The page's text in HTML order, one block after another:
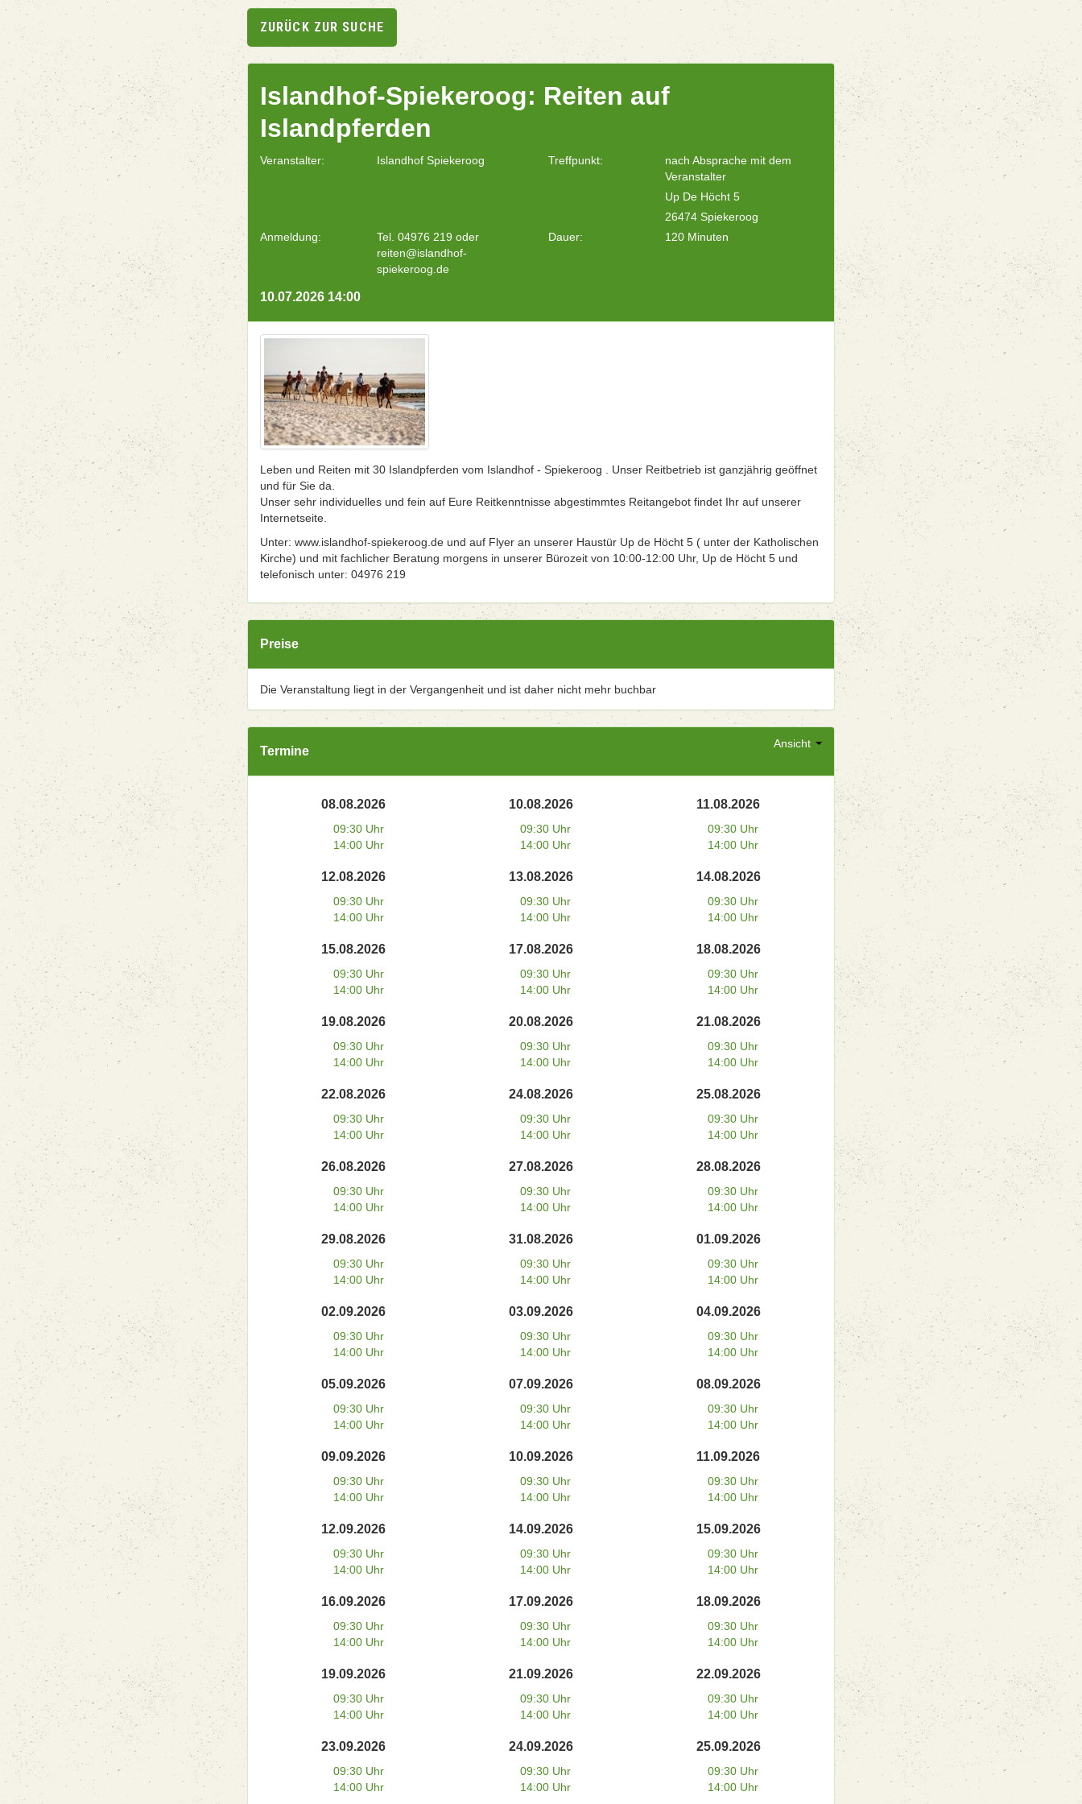
ZURÜCK ZUR SUCHE
Islandhof-Spiekeroog: Reiten auf
Islandpferden
Veranstalter: Islandhof Spiekeroog Treffpunkt:
nach Absprache mit dem
Veranstalter
Up De Höcht 5
26474 Spiekeroog
Anmeldung:
Tel. 04976 219 oder
reiten@islandhof-
spiekeroog.de
Dauer: 120 Minuten
10.07.2026 14:00
Leben und Reiten mit 30 Islandpferden vom Islandhof - Spiekeroog . Unser Reitbetrieb ist ganzjährig geöffnet
und für Sie da.
Unser sehr individuelles und fein auf Eure Reitkenntnisse abgestimmtes Reitangebot findet Ihr auf unserer
Internetseite.
Unter: www.islandhof-spiekeroog.de und auf Flyer an unserer Haustür Up de Höcht 5 ( unter der Katholischen
Kirche) und mit fachlicher Beratung morgens in unserer Bürozeit von 10:00-12:00 Uhr, Up de Höcht 5 und
telefonisch unter: 04976 219
Preise
Die Veranstaltung liegt in der Vergangenheit und ist daher nicht mehr buchbar
Ansicht
Termine
08.08.2026
09:30 Uhr
14:00 Uhr
10.08.2026
09:30 Uhr
14:00 Uhr
11.08.2026
09:30 Uhr
14:00 Uhr
12.08.2026
09:30 Uhr
14:00 Uhr
13.08.2026
09:30 Uhr
14:00 Uhr
14.08.2026
09:30 Uhr
14:00 Uhr
15.08.2026
09:30 Uhr
14:00 Uhr
17.08.2026
09:30 Uhr
14:00 Uhr
18.08.2026
09:30 Uhr
14:00 Uhr
19.08.2026
09:30 Uhr
14:00 Uhr
20.08.2026
09:30 Uhr
14:00 Uhr
21.08.2026
09:30 Uhr
14:00 Uhr
22.08.2026
09:30 Uhr
14:00 Uhr
24.08.2026
09:30 Uhr
14:00 Uhr
25.08.2026
09:30 Uhr
14:00 Uhr
26.08.2026
09:30 Uhr
14:00 Uhr
27.08.2026
09:30 Uhr
14:00 Uhr
28.08.2026
09:30 Uhr
14:00 Uhr
29.08.2026
09:30 Uhr
14:00 Uhr
31.08.2026
09:30 Uhr
14:00 Uhr
01.09.2026
09:30 Uhr
14:00 Uhr
02.09.2026
09:30 Uhr
14:00 Uhr
03.09.2026
09:30 Uhr
14:00 Uhr
04.09.2026
09:30 Uhr
14:00 Uhr
05.09.2026
09:30 Uhr
14:00 Uhr
07.09.2026
09:30 Uhr
14:00 Uhr
08.09.2026
09:30 Uhr
14:00 Uhr
09.09.2026
09:30 Uhr
14:00 Uhr
10.09.2026
09:30 Uhr
14:00 Uhr
11.09.2026
09:30 Uhr
14:00 Uhr
12.09.2026
09:30 Uhr
14:00 Uhr
14.09.2026
09:30 Uhr
14:00 Uhr
15.09.2026
09:30 Uhr
14:00 Uhr
16.09.2026
09:30 Uhr
14:00 Uhr
17.09.2026
09:30 Uhr
14:00 Uhr
18.09.2026
09:30 Uhr
14:00 Uhr
19.09.2026
09:30 Uhr
14:00 Uhr
21.09.2026
09:30 Uhr
14:00 Uhr
22.09.2026
09:30 Uhr
14:00 Uhr
23.09.2026
09:30 Uhr
14:00 Uhr
24.09.2026
09:30 Uhr
14:00 Uhr
25.09.2026
09:30 Uhr
14:00 Uhr